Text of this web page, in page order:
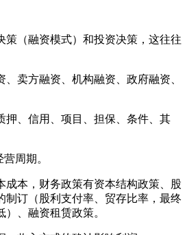
策（融资模式）和投资决策，这往往
卖方融资、机构融资、政府融资、
押、信用、项目、担保、条件、其
周期。
成本，财务政策有资本结构政策、股
制订（股利支付率、贸存比率，最终
、融资租赁政策。